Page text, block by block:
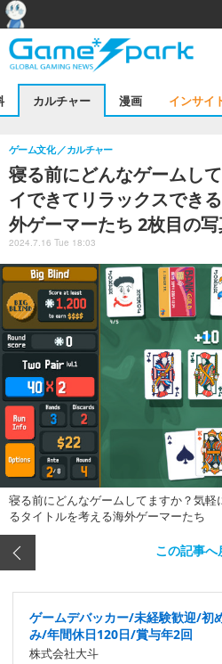
カルチャー 漫画 インサイ
寝る前にどんなゲームし
イできてリラックスでき
外ゲーマーたち 2枚目の
ゲーム文化 カルチャー
2024.7.16 Tue 18:03
寝る前にどんなゲームしてますか？気軽
るタイトルを考える海外ゲーマーたち
この記事へ
ゲームデバッカー/未経験歓迎/初
み/年間休日120日/賞与年2回
株式会社大斗